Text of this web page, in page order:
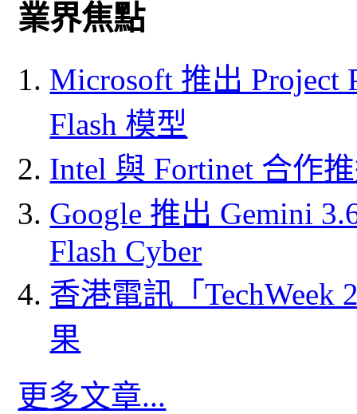
業界焦點
Microsoft 推出 Project
Flash 模型
Intel 與 Fortinet 合作
Google 推出 Gemini
Flash Cyber
香港電訊「
果
更多文章...